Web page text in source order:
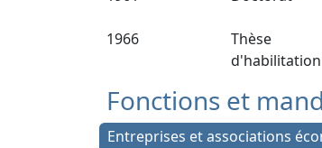
1966
Thèse
d'habilitation
Fonctions et
Entreprises et associations